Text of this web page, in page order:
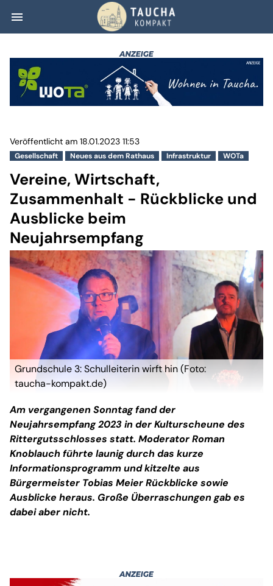
menu Vereine,
Gesellschaft Neues aus dem Rathaus Infrastruktur WOTa
Veröffentlicht am 18.01.2023 11:53
Vereine, Wirtschaft,
Zusammenhalt - Rückblicke und
Ausblicke beim
Neujahrsempfang
Grundschule 3: Schulleiterin wirft hin (Foto:
taucha-kompakt.de)
Am vergangenen Sonntag fand der
Neujahrsempfang 2023 in der Kulturscheune des
Rittergutsschlosses statt. Moderator Roman
Knoblauch führte launig durch das kurze
Informationsprogramm und kitzelte aus
Bürgermeister Tobias Meier Rückblicke sowie
Ausblicke heraus. Große Überraschungen gab es
dabei aber nicht.